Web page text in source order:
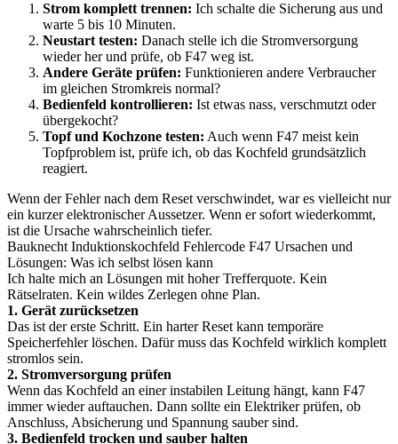
Strom komplett trennen: Ich schalte die Sicherung aus und
warte 5 bis 10 Minuten.
Neustart testen: Danach stelle ich die Stromversorgung
wieder her und prüfe, ob F47 weg ist.
Andere Geräte prüfen: Funktionieren andere Verbraucher
im gleichen Stromkreis normal?
Bedienfeld kontrollieren: Ist etwas nass, verschmutzt oder
übergekocht?
Topf und Kochzone testen: Auch wenn F47 meist kein
Topfproblem ist, prüfe ich, ob das Kochfeld grundsätzlich
reagiert.
Wenn der Fehler nach dem Reset verschwindet, war es vielleicht nur
ein kurzer elektronischer Aussetzer. Wenn er sofort wiederkommt,
ist die Ursache wahrscheinlich tiefer.
Bauknecht Induktionskochfeld Fehlercode F47 Ursachen und
Lösungen: Was ich selbst lösen kann
Ich halte mich an Lösungen mit hoher Trefferquote. Kein
Rätselraten. Kein wildes Zerlegen ohne Plan.
1. Gerät zurücksetzen
Das ist der erste Schritt. Ein harter Reset kann temporäre
Speicherfehler löschen. Dafür muss das Kochfeld wirklich komplett
stromlos sein.
2. Stromversorgung prüfen
Wenn das Kochfeld an einer instabilen Leitung hängt, kann F47
immer wieder auftauchen. Dann sollte ein Elektriker prüfen, ob
Anschluss, Absicherung und Spannung sauber sind.
3. Bedienfeld trocken und sauber halten